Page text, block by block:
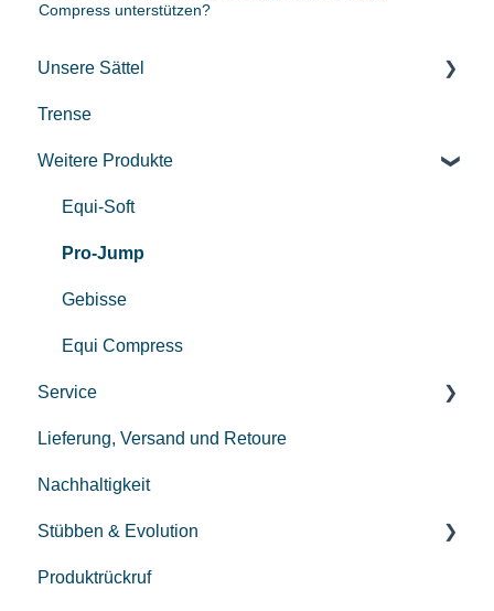
Compress unterstützen?
Unsere Sättel
Gebrauchte Sättel
Centurion II
Custom
REV Sattel
Trense
Weitere Produkte
Equi-Soft
Pro-Jump
Gebisse
Equi Compress
Service
Bezahlung
Reparatur
Pflege
Lieferung, Versand und Retoure
Nachhaltigkeit
Stübben & Evolution
Streamline
Produktrückruf